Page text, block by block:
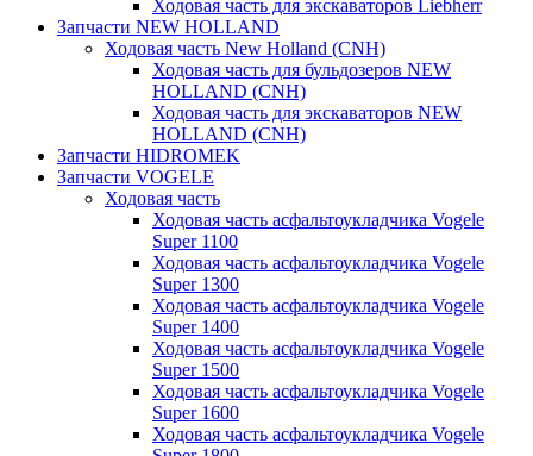
Ходовая часть для экскаваторов Liebherr
Запчасти NEW HOLLAND
Ходовая часть New Holland (CNH)
Ходовая часть для бульдозеров NEW
HOLLAND (CNH)
Ходовая часть для экскаваторов NEW
HOLLAND (CNH)
Запчасти HIDROMEK
Запчасти VOGELE
Ходовая часть
Ходовая часть асфальтоукладчика Vogele
Super 1100
Ходовая часть асфальтоукладчика Vogele
Super 1300
Ходовая часть асфальтоукладчика Vogele
Super 1400
Ходовая часть асфальтоукладчика Vogele
Super 1500
Ходовая часть асфальтоукладчика Vogele
Super 1600
Ходовая часть асфальтоукладчика Vogele